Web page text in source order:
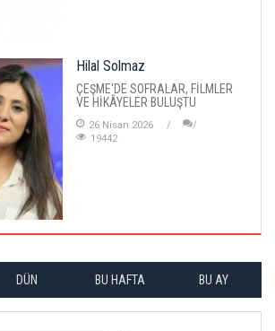
Hilal Solmaz
ÇEŞME'DE SOFRALAR, FİLMLER
VE HİKÂYELER BULUŞTU
26 Nisan 2026
19442
DÜN BU HAFTA BU AY